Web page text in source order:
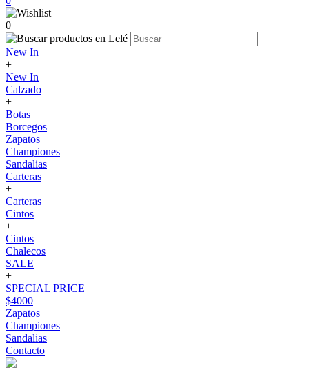
0
New In
+
New In
Calzado
+
Botas
Borcegos
Zapatos
Championes
Sandalias
Carteras
+
Carteras
Cintos
+
Cintos
Chalecos
SALE
+
SPECIAL PRICE
$4000
Zapatos
Championes
Sandalias
Contacto